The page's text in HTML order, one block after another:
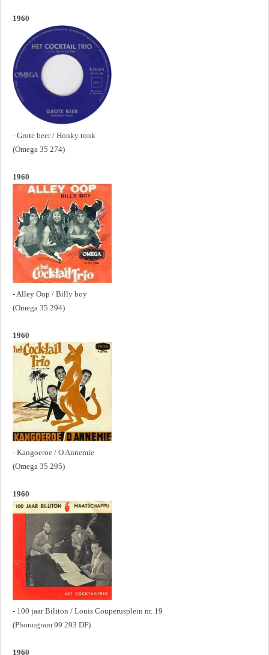
1960
- Grote beer / Honky tonk
(Omega 35 274)
1960
- Alley Oop / Billy boy
(Omega 35 294)
1960
- Kangoeroe / O Annemie
(Omega 35 295)
1960
- 100 jaar Biliton / Louis Couperusplein nr. 19
(Phonogram 99 293 DF)
1960